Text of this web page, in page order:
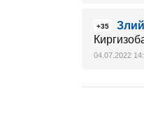
+35
04.07.2022